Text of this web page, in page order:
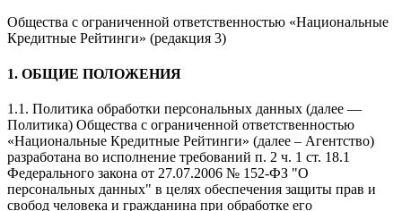
Общества с ограниченной ответственностью «Национальные
Кредитные Рейтинги» (редакция 3)
1. ОБЩИЕ ПОЛОЖЕНИЯ
1.1. Политика обработки персональных данных (далее —
Политика) Общества с ограниченной ответственностью
«Национальные Кредитные Рейтинги» (далее – Агентство)
разработана во исполнение требований п. 2 ч. 1 ст. 18.1
Федерального закона от 27.07.2006 № 152-ФЗ "О
персональных данных" в целях обеспечения защиты прав и
свобод человека и гражданина при обработке его